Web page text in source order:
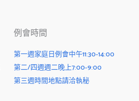
例會時間
第一週家庭日例會中午11:30-14:00
第二/四週週二晚上7:00-9:00
第三週時間地點請洽執秘